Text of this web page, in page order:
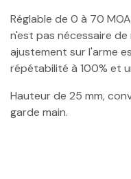
Réglable de 0 à 70
n'est pas nécessaire
ajustement sur l'arme
répétabilité à 100% et
Hauteur de 25 mm,
garde main.